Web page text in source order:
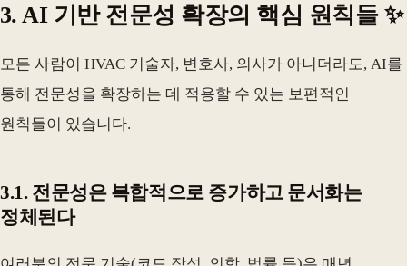
3. AI 기반 전문성 확장의 핵심 원칙들 ✨
모든 사람이 HVAC 기술자, 변호사, 의사가 아니더라도, AI를
통해 전문성을 확장하는 데 적용할 수 있는 보편적인
원칙들이 있습니다.
3.1. 전문성은 복합적으로 증가하고 문서화는
정체된다